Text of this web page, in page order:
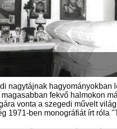
nagytájnak hagyományokban
fekvő halmokon
vonta a szegedi művelt
1971-ben monográfiát írt róla